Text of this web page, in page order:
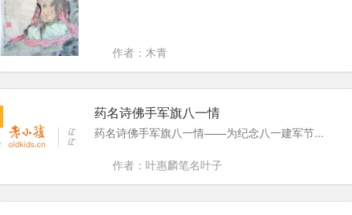
作者：木青
药名诗佛手军旗八一情
药名诗佛手军旗八一情——为纪念八一建军节...
作者：叶惠麟笔名叶子